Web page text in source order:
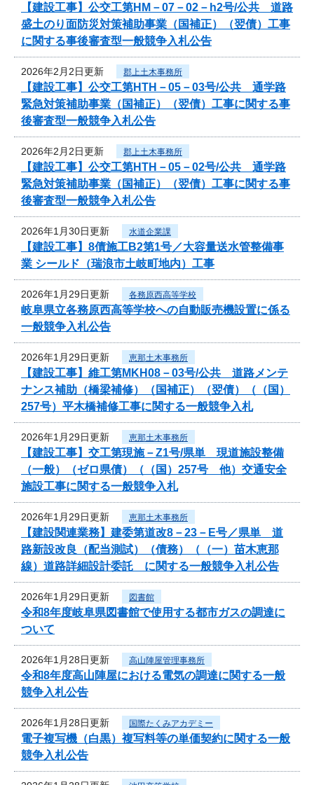
【建設工事】公交工第HM－07－02－h2号/公共 道路
盛土のり面防災対策補助事業（国補正）（翌債）工事
に関する事後審査型一般競争入札公告
2026年2月2日更新 郡上土木事務所
【建設工事】公交工第HTH－05－03号/公共 通学路
緊急対策補助事業（国補正）（翌債）工事に関する事
後審査型一般競争入札公告
2026年2月2日更新 郡上土木事務所
【建設工事】公交工第HTH－05－02号/公共 通学路
緊急対策補助事業（国補正）（翌債）工事に関する事
後審査型一般競争入札公告
2026年1月30日更新 水道企業課
【建設工事】8債施工B2第1号／大容量送水管整備事
業 シールド（瑞浪市土岐町地内）工事
2026年1月29日更新 各務原西高等学校
岐阜県立各務原西高等学校への自動販売機設置に係る
一般競争入札公告
2026年1月29日更新 恵那土木事務所
【建設工事】維工第MKH08－03号/公共 道路メンテ
ナンス補助（橋梁補修）（国補正）（翌債）（（国）
257号）平木橋補修工事に関する一般競争入札
2026年1月29日更新 恵那土木事務所
【建設工事】交工第現施－Z1号/県単 現道施設整備
（一般）（ゼロ県債）（（国）257号 他）交通安全
施設工事に関する一般競争入札
2026年1月29日更新 恵那土木事務所
【建設関連業務】建委第道改8－23－E号／県単 道
路新設改良（配当測試）（債務）（（一）苗木恵那
線）道路詳細設計委託 に関する一般競争入札公告
2026年1月29日更新 図書館
令和8年度岐阜県図書館で使用する都市ガスの調達に
ついて
2026年1月28日更新 高山陣屋管理事務所
令和8年度高山陣屋における電気の調達に関する一般
競争入札公告
2026年1月28日更新 国際たくみアカデミー
電子複写機（白黒）複写料等の単価契約に関する一般
競争入札公告